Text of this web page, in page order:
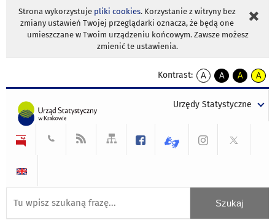
Strona wykorzystuje pliki cookies. Korzystanie z witryny bez
zmiany ustawień Twojej przeglądarki oznacza, że będą one
umieszczane w Twoim urządzeniu końcowym. Zawsze możesz
zmienić te ustawienia.
Kontrast:
A
kontrast
A
kontrast
tekst
czarnym
A
kontrast
tekst
czarnym
A
tekst
żółtym
Urzędy Statystyczne